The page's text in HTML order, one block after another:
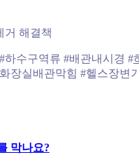
거 해결책
하수구역류 #배관내시경 #
장실배관막힘 #헬스장변
막나요?